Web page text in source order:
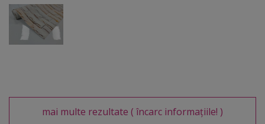
mai multe rezultate ( încarc informațiile! )